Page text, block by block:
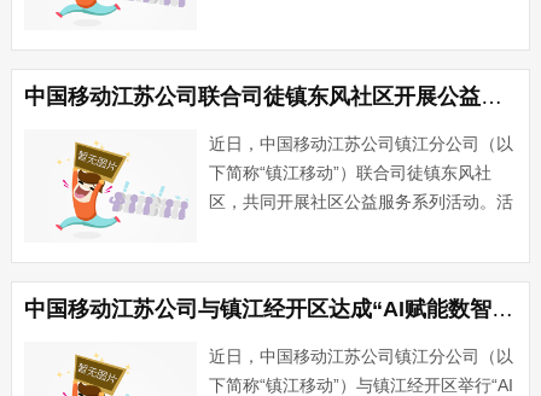
引众多社区象棋爱好者参与，现场氛围热
烈有序。选手们秉持“友谊第一、比赛第
二”的原则，沉着对弈、···...
中国移动江苏公司联合司徒镇东风社区开展公益服务活动
近日，中国移动江苏公司镇江分公司（以
下简称“镇江移动”）联合司徒镇东风社
区，共同开展社区公益服务系列活动。活
便民服务，将民生关怀送到群众家门口，
切实提升社区居民的生活幸福感与安全
感。活动内容丰富多彩，形式···...
中国移动江苏公司与镇江经开区达成“AI赋能数智新城”战略合作
近日，中国移动江苏公司镇江分公司（以
下简称“镇江移动”）与镇江经开区举行“AI